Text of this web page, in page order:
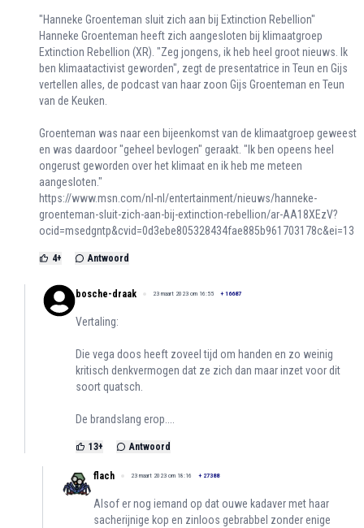
"Hanneke Groenteman sluit zich aan bij Extinction Rebellion"
Hanneke Groenteman heeft zich aangesloten bij klimaatgroep
Extinction Rebellion (XR). "Zeg jongens, ik heb heel groot nieuws. Ik
ben klimaatactivist geworden", zegt de presentatrice in Teun en Gijs
vertellen alles, de podcast van haar zoon Gijs Groenteman en Teun
van de Keuken.
Groenteman was naar een bijeenkomst van de klimaatgroep geweest
en was daardoor "geheel bevlogen" geraakt. "Ik ben opeens heel
ongerust geworden over het klimaat en ik heb me meteen
aangesloten."
https://www.msn.com/nl-nl/entertainment/nieuws/hanneke-
groenteman-sluit-zich-aan-bij-extinction-rebellion/ar-AA18XEzV?
ocid=msedgntp&cvid=0d3ebe805328434fae885b961703178c&ei=13
4+ Antwoord
bosche-draak 23 maart 2023 om 16:55 + 16687
Vertaling:
Die vega doos heeft zoveel tijd om handen en zo weinig
kritisch denkvermogen dat ze zich dan maar inzet voor dit
soort quatsch.
De brandslang erop....
13+ Antwoord
flach 23 maart 2023 om 18:16 + 27388
Alsof er nog iemand op dat ouwe kadaver met haar
sacherijnige kop en zinloos gebrabbel zonder enige